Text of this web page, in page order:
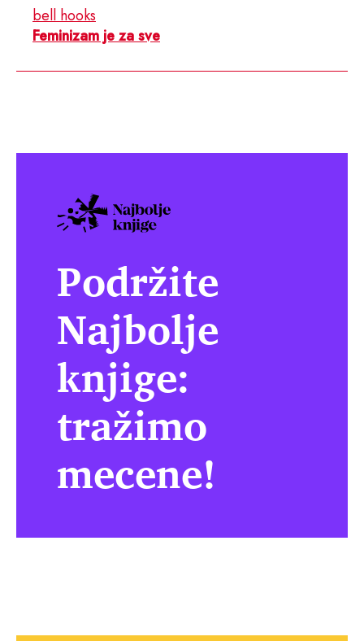
bell hooks
Feminizam je za sve
Podržite
Najbolje
knjige:
tražimo
mecene!